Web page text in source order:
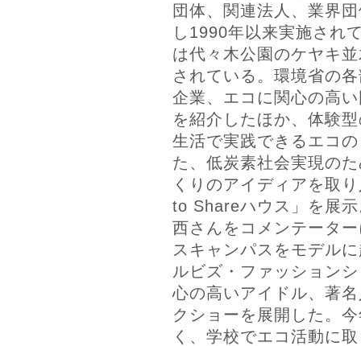
団体、関連法人、業界
し1990年以来実施され
は代々木公園のケヤキ
されている。環境省の
企業、エコに関心の高
を紹介したほか、体験
生活で実践できるエコ
た、低炭素社会実現の
くりのアイディアを取
to Shareハウス」を展
西さんをコメンテータ
スキャンパスをモデル
ルビズ・ファッション
心の高いアイドル、著
クショーを展開した。
く、学校でエコ活動に